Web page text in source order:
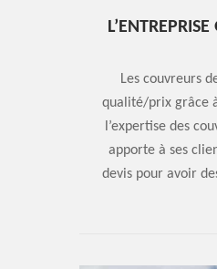
Les couvreurs
qualité/prix grâce
l’expertise des
apporte à ses
devis pour avoir